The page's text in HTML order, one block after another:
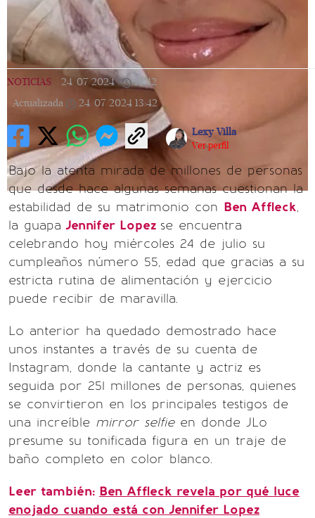
NOTICIAS 24/07/2024 | 13:42
Actualizada
24/07/2024 13:42
Lexy Villa
Ver perfil
Bajo la atenta mirada de millones de personas
que desde hace algunas semanas cuestionan la
estabilidad de su matrimonio con Ben Affleck,
la guapa Jennifer Lopez se encuentra
celebrando hoy miércoles 24 de julio su
cumpleaños número 55, edad que gracias a su
estricta rutina de alimentación y ejercicio
puede recibir de maravilla.
Lo anterior ha quedado demostrado hace
unos instantes a través de su cuenta de
Instagram, donde la cantante y actriz es
seguida por 251 millones de personas, quienes
se convirtieron en los principales testigos de
una increíble mirror selfie en donde JLo
presume su tonificada figura en un traje de
baño completo en color blanco.
Leer también: Ben Affleck revela por qué luce
enojado cuando está con Jennifer Lopez